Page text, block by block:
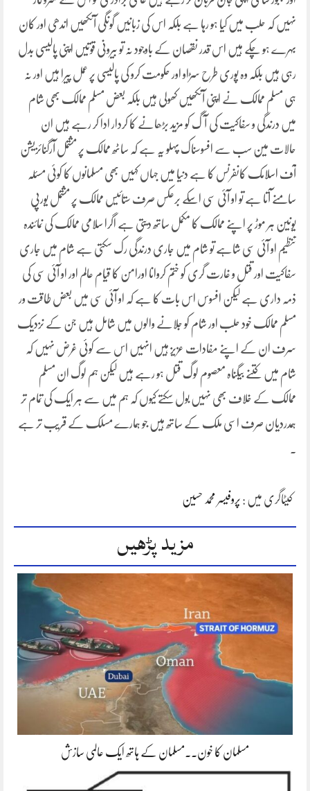
نہیں کہ حلب میں کیا ہو رہا ہے بلکہ اس کی زبانیں گونگی آنکھیں اندھی اور کان
بہرے ہو چکے ہیں اس قدر نقصان کے باوجود نہ تو بیرونی قوتیں اپنی پالیسی بدل
رہی ہیں بلکہ وہ پوری طرح سڑاو اور حکومت کرو کی پالیسی پر عمل پیرا ہیں اور نہ
ہی مسلم ممالک نے اپنی آنکھیں کھولی ہیں بلکہ بعض مسلم ممالک بھی شام
میں درندگی و سفاکیت کی آگ کو مزید بڑھانے کا کردار ادا کر رہے ہیں ان
حالات مین سب سے افسوسناک پہلو یہ ہے کہ ساٹھ ممالک پر مشتمل آرگنائزیشن
آف اسلامک کانفرنس کا ہے دنیا میں جہاں کہیں بھی مسلمانوں کا کوئی مسئلہ
سامنے آتا ہے تو او آئی سی اسکے برعکس صرف ستائیس ممالک پر مشتمل یورپی
یونین ہر موڑ پر اپنے ممالک کا مکمل ساتھ دیتی ہے اگرا سلامی ممالک کی نمائندہ
تنظیم او آئی سی شاہے تو شام میں جاری درندگی رک سکتی ہے شام میں جاری
سفاکیت اور قتل و غارت گری کو ختم کروانا اورامن کا قیام عالم اور او آئی سی کی
ذمہ داری ہے لیکن افسوس اس بات کا ہے کہ او آئی سی میں بعض طاقت ور
مسلم ممالک خود حلب اور شام کو جلانے والوں میں شامل ہیں جن کے نزدیک
سرف ان کے اپنے مفادات عزیز ہیں انہیں اس سے کوئی غرض نہیں کہ
شام میں کتنے بیگناہ معصوم لوگ قتل ہو رہے ہیں لیکن ہم لوگ ان مسلم
ممالک کے خلاف بھی نہیں بول سکتے کیوں کہ ہم میں سے ہر ایک کی تمام تر
ہمدردیان صرف اسی ملک کے ساتھ ہیں جو ہمارے مسلک کے قریب تر ہے
کیٹاگری میں : پروفیسر محمد حسین
مزید پڑھیں
مسلمان کا خون۔۔مسلمان کے ہاتھ ایک عالمی سازش